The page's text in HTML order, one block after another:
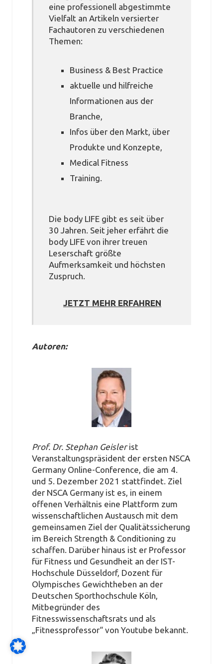
eine professionell abgestimmte
Vielfalt an Artikeln versierter
Fachautoren zu verschiedenen
Themen:
Business & Best Practice
aktuelle und hilfreiche
Informationen aus der
Branche,
Infos über den Markt, über
Produkte und Konzepte,
Medical Fitness
Training.
Die body LIFE gibt es seit über
30 Jahren. Seit jeher erfährt die
body LIFE von ihrer treuen
Leserschaft größte
Aufmerksamkeit und höchsten
Zuspruch.
JETZT MEHR ERFAHREN
Autoren:
Prof. Dr. Stephan Geislerist
Veranstaltungspräsident der ersten NSCA
Germany Online-Conference, die am 4.
und 5. Dezember 2021 stattfindet. Ziel
der NSCA Germany ist es, in einem
offenen Verhältnis eine Plattform zum
wissenschaftlichen Austausch mit dem
gemeinsamen Ziel der Qualitätssicherung
im Bereich Strength & Conditioning zu
schaffen. Darüber hinaus ist er Professor
für Fitness und Gesundheit an der IST-
Hochschule Düsseldorf, Dozent für
Olympisches Gewichtheben an der
Deutschen Sporthochschule Köln,
Mitbegründer des
Fitnesswissenschaftsrats und als
„Fitnessprofessor“ von Youtube bekannt.